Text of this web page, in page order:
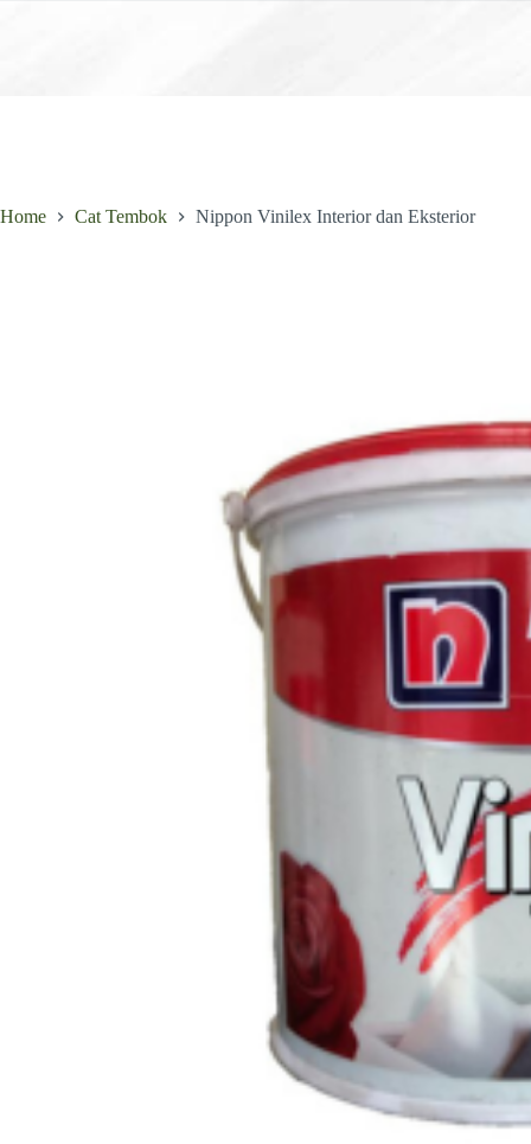
Home Cat Tembok Nippon Vinilex Interior dan Eksterior